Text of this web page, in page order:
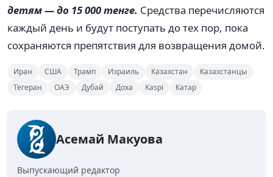
детям — до 15 000 тенге. Средства перечисляются
каждый день и будут поступать до тех пор, пока
сохраняются препятствия для возвращения домой.
Иран США Трамп Израиль Казахстан
Казахстанцы
Тегеран
ОАЭ Дубай Доха Kaspi Катар
Асемай Макуова
Выпускающий редактор